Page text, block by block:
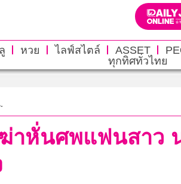
หวย ไลฟ์สไตล์ ASSET
ทุกทิศทั่วไทย
าหั่นศพแฟนสาว